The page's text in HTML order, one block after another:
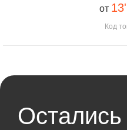
от
Код